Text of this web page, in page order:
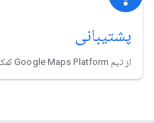
پشتیبانی
از تیم Google Maps Platform کمک بگیرید.